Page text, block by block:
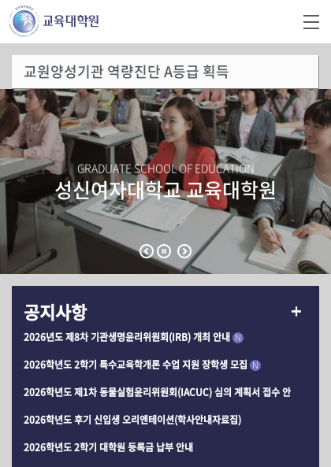
교원양성기관 역량진단 A등급 획득
GRADUATE SCHOOL OF EDUCATION
성신여자대학교 교육대학원
공지사항
2026년도 제8차 기관생명윤리위원회(IRB) 개최 안내 N
2026학년도 2학기 특수교육학개론 수업 지원 장학생 모집 N
2026학년도 제1차 동물실험윤리위원회(IACUC) 심의 계획서 접수 안
2026학년도 후기 신입생 오리엔테이션(학사안내자료집)
2026학년도 2학기 대학원 등록금 납부 안내